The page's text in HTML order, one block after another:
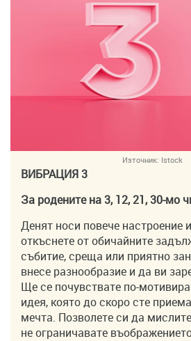
Източник: Istock
ВИБРАЦИЯ 3
За родените на 3, 12, 21, 30-мо
Денят носи повече настроение
откъснете от обичайните
събитие, среща или приятно
внесе разнообразие и да ви
Ще се почувствате по-
идея, която до скоро сте
мечта. Позволете си да
не ограничавате